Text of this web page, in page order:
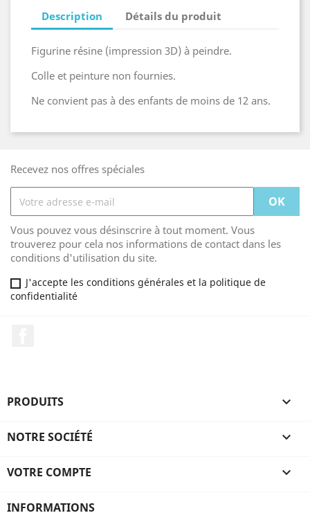
Description Détails du produit
Figurine résine (impression 3D) à peindre.
Colle et peinture non fournies.
Ne convient pas à des enfants de moins de 12 ans.
Recevez nos offres spéciales
Vous pouvez vous désinscrire à tout moment. Vous
trouverez pour cela nos informations de contact dans les
conditions d'utilisation du site.
J'accepte les conditions générales et la politique de
confidentialité
PRODUITS 
NOTRE SOCIÉTÉ 
VOTRE COMPTE 
INFORMATIONS